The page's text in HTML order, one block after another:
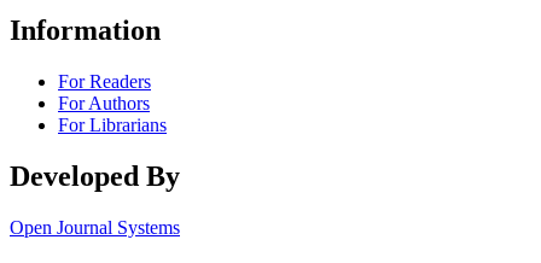
Information
For Readers
For Authors
For Librarians
Developed By
Open Journal Systems